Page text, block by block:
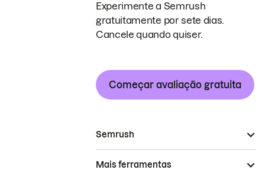
Experimente a Semrush
gratuitamente por sete dias.
Cancele quando quiser.
Começar avaliação gratuita
Semrush
Mais ferramentas